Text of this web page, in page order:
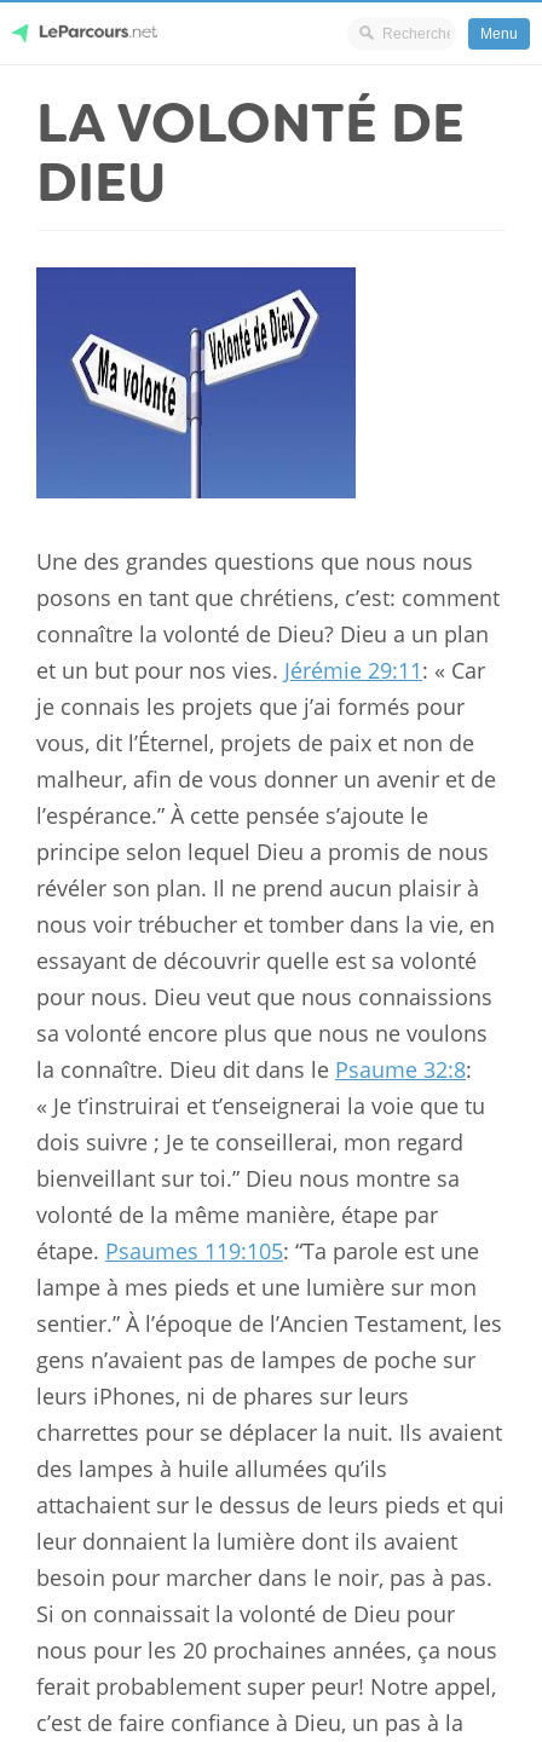
content
LeParcours.net
Menu
LA VOLONTÉ DE
DIEU
Une des grandes questions que nous nous
posons en tant que chrétiens, c’est: comment
connaître la volonté de Dieu? Dieu a un plan
et un but pour nos vies. Jérémie 29:11: « Car
je connais les projets que j’ai formés pour
vous, dit l’Éternel, projets de paix et non de
malheur, afin de vous donner un avenir et de
l’espérance.” À cette pensée s’ajoute le
principe selon lequel Dieu a promis de nous
révéler son plan. Il ne prend aucun plaisir à
nous voir trébucher et tomber dans la vie, en
essayant de découvrir quelle est sa volonté
pour nous. Dieu veut que nous connaissions
sa volonté encore plus que nous ne voulons
la connaître. Dieu dit dans le Psaume 32:8:
« Je t’instruirai et t’enseignerai la voie que tu
dois suivre ; Je te conseillerai, mon regard
bienveillant sur toi.” Dieu nous montre sa
volonté de la même manière, étape par
étape. Psaumes 119:105: “Ta parole est une
lampe à mes pieds et une lumière sur mon
sentier.” À l’époque de l’Ancien Testament, les
gens n’avaient pas de lampes de poche sur
leurs iPhones, ni de phares sur leurs
charrettes pour se déplacer la nuit. Ils avaient
des lampes à huile allumées qu’ils
attachaient sur le dessus de leurs pieds et qui
leur donnaient la lumière dont ils avaient
besoin pour marcher dans le noir, pas à pas.
Si on connaissait la volonté de Dieu pour
nous pour les 20 prochaines années, ça nous
ferait probablement super peur! Notre appel,
c’est de faire confiance à Dieu, un pas à la